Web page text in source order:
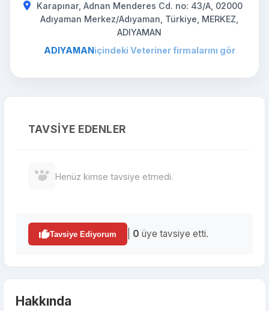
Karapınar, Adnan Menderes Cd. no: 43/A, 02000
Adıyaman Merkez/Adıyaman, Türkiye, MERKEZ,
ADIYAMAN
ADIYAMANiçindeki Veteriner firmalarını gör
TAVSIYE EDENLER
Henüz kimse tavsiye etmedi.
Tavsiye Ediyorum 0 üye tavsiye etti.
Hakkında